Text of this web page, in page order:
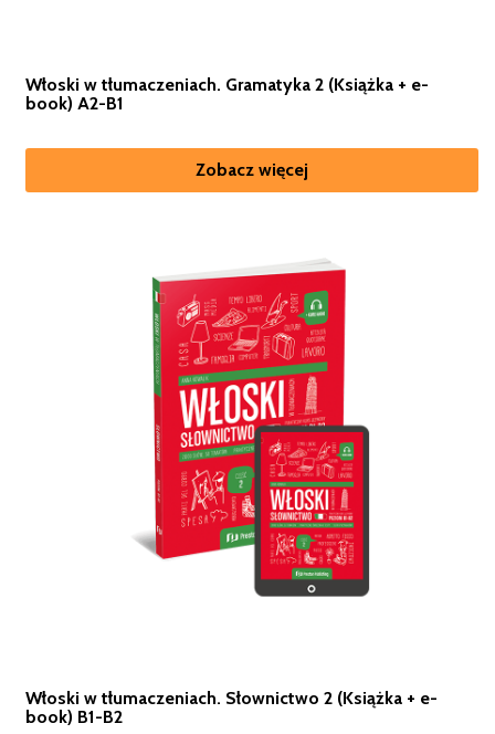
Włoski w tłumaczeniach. Gramatyka 2 (Książka + e-
book) A2-B1
Zobacz więcej
Włoski w tłumaczeniach. Słownictwo 2 (Książka + e-
book) B1-B2